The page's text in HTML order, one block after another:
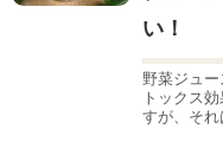
い！
野菜ジュ
トックス
すが、そ